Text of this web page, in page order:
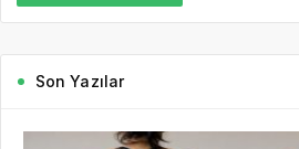
Son Yazılar